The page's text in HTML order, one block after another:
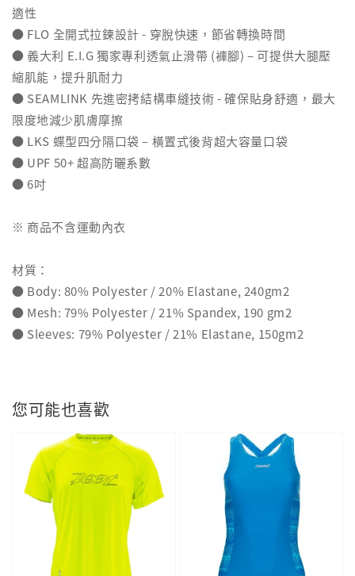
適性
● FLO 全開式拉鍊設計 - 穿脫快速，節省轉換時間
● 義大利 E.I.G 獨家專利透氣止滑帶 (褲腳) – 可提供大腿壓
縮肌能，提升肌耐力
● SEAMLINK 先進密拷結構車縫技術 - 確保貼身舒適，最大
限度地減少肌膚摩擦
● LKS 蝶型四分隔口袋 – 橫置式後背超大容量口袋
● UPF 50+ 超高防曬系數
● 6吋
※ 商品不含運動內衣
材質：
● Body: 80% Polyester / 20% Elastane, 240gm2
● Mesh: 79% Polyester / 21% Spandex, 190 gm2
● Sleeves: 79% Polyester / 21% Elastane, 150gm2
您可能也喜歡